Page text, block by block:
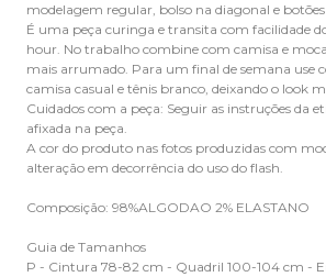
modelagem regular, bolso na diagonal e
É uma peça curinga e transita com facilidade
hour. No trabalho combine com camisa e
mais arrumado. Para um final de semana use
camisa casual e tênis branco, deixando o look
Cuidados com a peça: Seguir as instruções da
afixada na peça.
A cor do produto nas fotos produzidas com
alteração em decorrência do uso do flash.
Composição: 98%ALGODAO 2% ELASTANO
Guia de Tamanhos
P - Cintura 78-82 cm - Quadril 100-104 cm -